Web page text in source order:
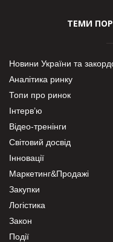
ТЕМИ
Новини України та
Аналітика ринку
Топи про ринок
Інтерв’ю
Відео-тренінги
Світовий досвід
Інновації
Маркетинг&Продажі
Закупки
Логістика
Закон
Події